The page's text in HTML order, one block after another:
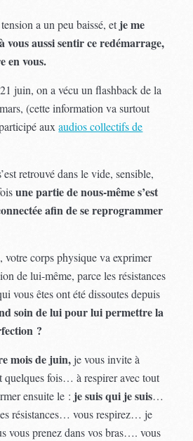
a un peu baissé, etje me
vous aussi sentir ce redémarrage,
en vous.
juin, on a vécu un flashback de la
(cette information va surtout
auxaudios collectifs de
retrouvé dans le vide, sensible,
une partie de nous-même s’est
afin de se reprogrammer
votre corps physique va exprimer
de lui-même, parce les résistances
vous êtes ont été dissoutes depuis
soin de lui pour lui permettre la
?
mois de juin,je vous invite à
quelques fois… à respirer avec tout
ensuite le : je suis qui je suis…
résistances… vous respirez… je
vous prenez dans vos bras…. vous